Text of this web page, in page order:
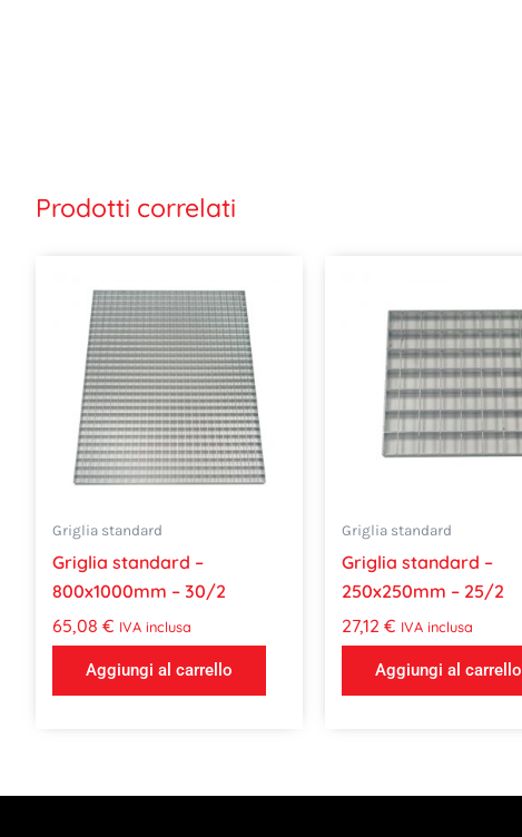
Prodotti correlati
Griglia standard
Griglia standard –
800x1000mm – 30/2
65,08 € IVA inclusa
Aggiungi al carrello
Griglia standard
Griglia standard –
250x250mm – 25/2
27,12 € IVA inclusa
Aggiungi al carrello